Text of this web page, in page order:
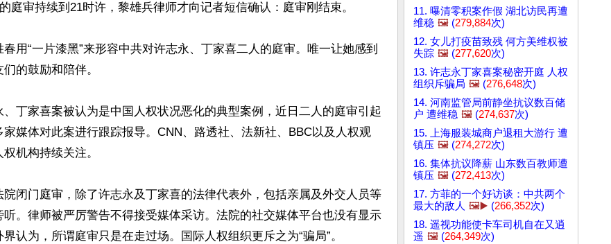
庭审持续到21时许，黎雄兵律师才向记者短信确认：庭审刚结束。
用“一片漆黑”来形容中共对许志永、丁家喜二人的庭审。唯一让她感到
的鼓励和陪伴。
丁家喜案被认为是中国人权状况恶化的典型案例，近日二人的庭审引起
媒体对此案进行跟踪报导。CNN、路透社、法新社、BBC以及人权观
机构持续关注。
闭门庭审，除了许志永及丁家喜的法律代表外，包括亲属及外交人员等
。律师被严厉警告不得接受媒体采访。法院的社交媒体平台也没有显示
认为，所谓庭审只是在走过场。国际人权组织更斥之为“骗局”。
11. 曝清零积案作假 湖北访民再遭
维稳 🖼️ (279,884次)
12. 女儿打疫苗致残 何方美维权被
失踪 🖼️ (277,620次)
13. 许志永丁家喜案秘密开庭 人权
组织斥骗局 🖼️ (276,648次)
14. 河南监管局前静坐抗议数百储
户 遭维稳 🖼️ (274,637次)
15. 上海服装城商户退租大游行 遭
镇压 🖼️ (274,272次)
16. 集体抗议降薪 山东数百教师遭
镇压 🖼️ (272,413次)
17. 方菲的一个好访谈：中共两个
最大的敌人 🖼️▶️ (266,352次)
18. 遥视功能使卡车司机自在又逍
遥 🖼️ (264,349次)